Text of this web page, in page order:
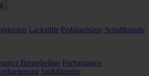
Lackstifte Pedalaufsätze Schaltknäufe
Bremsbeläge Performance
Stoßdämpfer